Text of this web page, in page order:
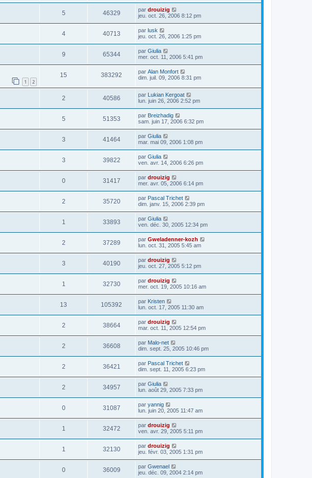
5 46329 par drouizig
jeu. oct. 26, 2006 8:12 pm
4 40713 par lusk
jeu. oct. 26, 2006 1:25 pm
9 65344 par Giulia
mer. oct. 11, 2006 5:41 pm
1 2
15 383292 par Alan Monfort
dim. juil. 09, 2006 8:31 pm
2 40586 par Lukian Kergoat
lun. juin 26, 2006 2:52 pm
5 51353 par Breizhadig
sam. juin 17, 2006 6:32 pm
3 41464 par Giulia
mar. mai 09, 2006 1:08 pm
3 39822 par Giulia
ven. avr. 14, 2006 6:26 pm
0 31417 par drouizig
mer. avr. 05, 2006 6:14 pm
2 35720 par Pascal Trichet
dim. janv. 15, 2006 2:39 pm
1 33893 par Giulia
ven. déc. 30, 2005 12:34 pm
2 37289 par Gweladenner-kozh
lun. oct. 31, 2005 5:45 am
3 40190 par drouizig
jeu. oct. 27, 2005 5:12 pm
1 32730 par drouizig
mer. oct. 19, 2005 10:16 am
13 105392 par Kristen
lun. oct. 17, 2005 11:30 am
2 38664 par drouizig
mar. oct. 11, 2005 12:54 pm
2 36608 par Malo-net
dim. sept. 25, 2005 10:46 pm
2 36421 par Pascal Trichet
dim. sept. 11, 2005 6:23 pm
2 34957 par Giulia
lun. août 29, 2005 7:33 pm
0 31087 par yannig
lun. juin 20, 2005 11:47 am
1 32472 par drouizig
ven. avr. 29, 2005 5:11 pm
1 32130 par drouizig
jeu. févr. 03, 2005 1:31 pm
0 36009 par Gwenael
jeu. déc. 09, 2004 2:14 pm